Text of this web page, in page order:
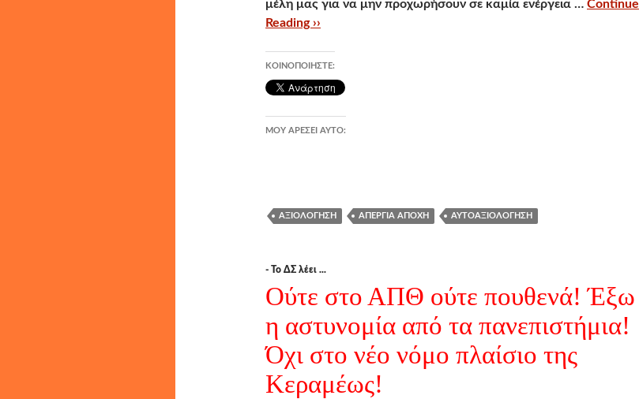
μέλη μας για να μην προχωρήσουν σε καμία ενέργεια … Continue
Reading ››
ΚΟΙΝΟΠΟΙΉΣΤΕ:
ΜΟΥ ΑΡΈΣΕΙ ΑΥΤΌ:
ΑΞΙΟΛΌΓΗΣΗ ΑΠΕΡΓΊΑ ΑΠΟΧΉ ΑΥΤΟΑΞΙΟΛΌΓΗΣΗ
- Το ΔΣ λέει ...
Ούτε στο ΑΠΘ ούτε πουθενά! Έξω
η αστυνομία από τα πανεπιστήμια!
Όχι στο νέο νόμο πλαίσιο της
Κεραμέως!